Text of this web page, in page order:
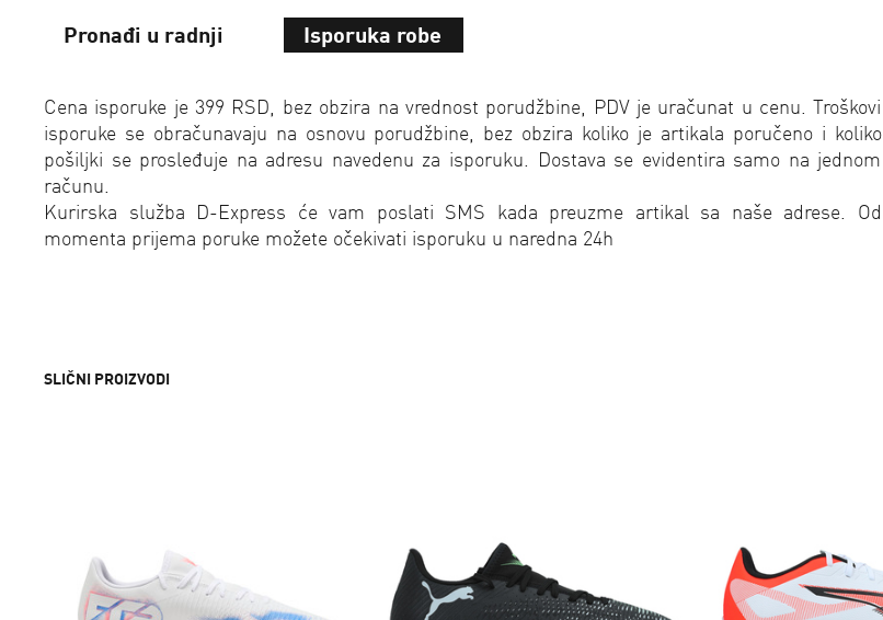
Pronađi u radnji Isporuka robe
Cena isporuke je 399 RSD, bez obzira na vrednost porudžbine, PDV je uračunat u cenu. Troškovi
isporuke se obračunavaju na osnovu porudžbine, bez obzira koliko je artikala poručeno i koliko
pošiljki se prosleđuje na adresu navedenu za isporuku. Dostava se evidentira samo na jednom
računu.
Kurirska služba D-Express će vam poslati SMS kada preuzme artikal sa naše adrese. Od
momenta prijema poruke možete očekivati isporuku u naredna 24h
SLIČNI PROIZVODI